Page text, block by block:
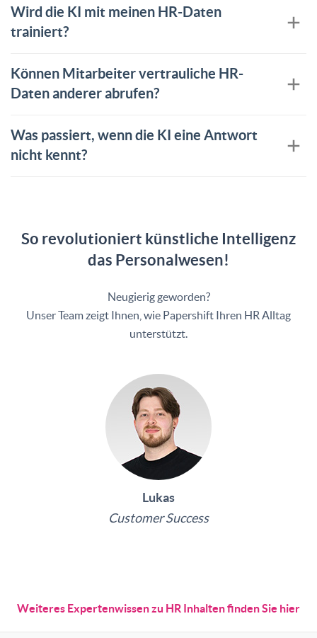
Wird die KI mit meinen HR-Daten
trainiert?
Können Mitarbeiter vertrauliche HR-
Daten anderer abrufen?
Was passiert, wenn die KI eine Antwort
nicht kennt?
So revolutioniert künstliche Intelligenz
das Personalwesen!
Neugierig geworden?
Unser Team zeigt Ihnen, wie Papershift Ihren HR Alltag
unterstützt.
Lukas
Customer Success
Weiteres Expertenwissen zu HR Inhalten finden Sie hier